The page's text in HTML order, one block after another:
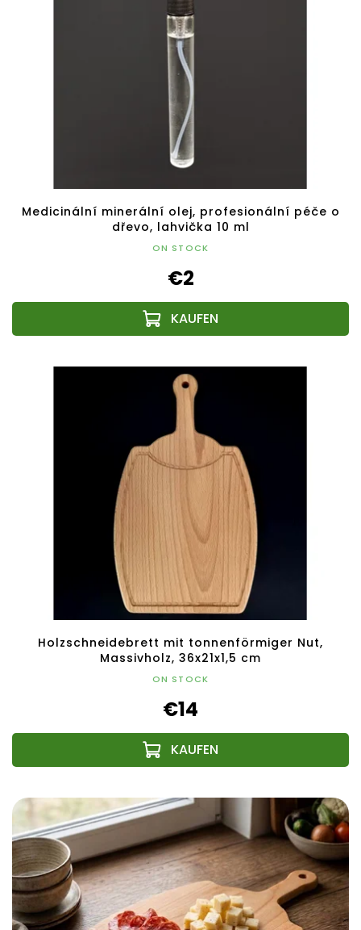
Medicinální minerální olej, profesionální péče o
dřevo, lahvička 10 ml
ON STOCK
€2
Holzschneidebrett mit tonnenförmiger Nut,
Massivholz, 36x21x1,5 cm
ON STOCK
€14